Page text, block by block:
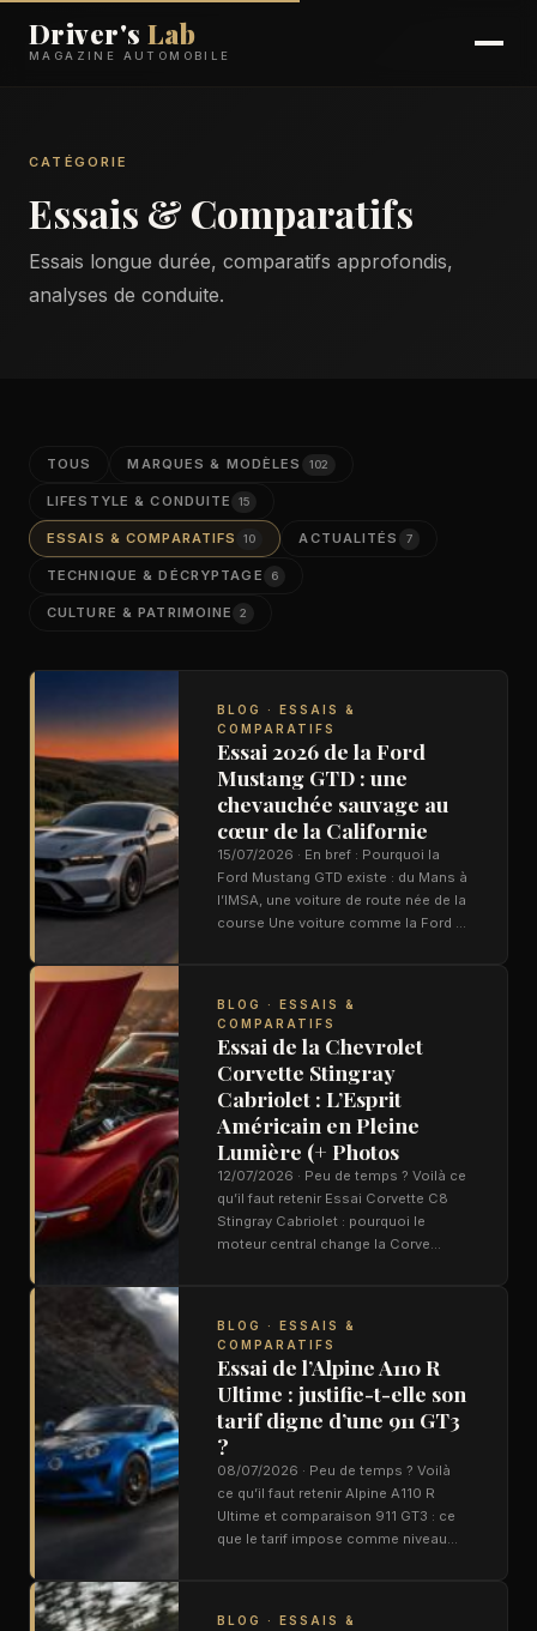
Driver'sLab
MAGAZINE AUTOMOBILE
CATÉGORIE
Essais & Comparatifs
Essais longue durée, comparatifs approfondis,
analyses de conduite.
TOUS MARQUES & MODÈLES 102
LIFESTYLE & CONDUITE 15
ESSAIS & COMPARATIFS 10 ACTUALITÉS 7
TECHNIQUE & DÉCRYPTAGE 6
CULTURE & PATRIMOINE 2
BLOG · ESSAIS &
COMPARATIFS
Essai 2026 de la Ford
Mustang GTD : une
chevauchée sauvage au
cœur de la Californie
15/07/2026 · En bref : Pourquoi la
Ford Mustang GTD existe : du Mans à
l’IMSA, une voiture de route née de la
course Une voiture comme la Ford …
BLOG · ESSAIS &
COMPARATIFS
Essai de la Chevrolet
Corvette Stingray
Cabriolet : L’Esprit
Américain en Pleine
Lumière (+ Photos
12/07/2026 · Peu de temps ? Voilà ce
qu’il faut retenir Essai Corvette C8
Stingray Cabriolet : pourquoi le
moteur central change la Corve…
BLOG · ESSAIS &
COMPARATIFS
Essai de l’Alpine A110 R
Ultime : justifie-t-elle son
tarif digne d’une 911 GT3
?
08/07/2026 · Peu de temps ? Voilà
ce qu’il faut retenir Alpine A110 R
Ultime et comparaison 911 GT3 : ce
que le tarif impose comme niveau…
BLOG · ESSAIS &